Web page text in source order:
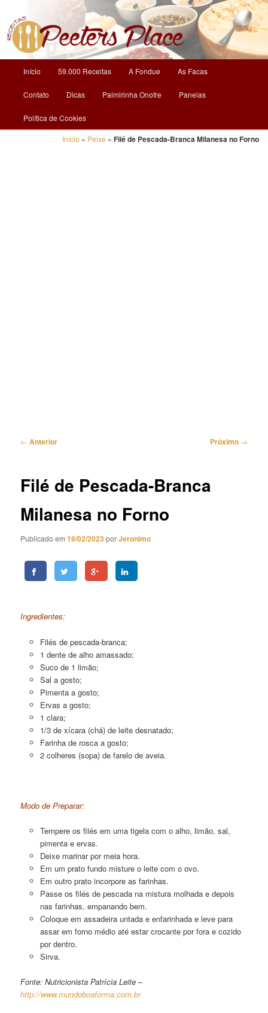
Receitas | Peeters Place
O Mundo da Culinária
principal
Pular
para
o
Início 59.000 Receitas A Fondue As Facas
Contato Dicas Palmirinha Onofre Panelas
Política de Cookies
Início » Peixe » Filé de Pescada-Branca Milanesa no Forno
Navegação
← Anterior Próximo →
Filé de Pescada-Branca
Milanesa no Forno
Publicado em19/02/2023porJeronimo
Ingredientes:
Filés de pescada-branca;
1 dente de alho amassado;
Suco de 1 limão;
Sal a gosto;
Pimenta a gosto;
Ervas a gosto;
1 clara;
1/3 de xícara (chá) de leite desnatado;
Farinha de rosca a gosto;
2 colheres (sopa) de farelo de aveia.
Modo de Preparar:
Tempere os filés em uma tigela com o alho, limão, sal,
pimenta e ervas.
Deixe marinar por meia hora.
Em um prato fundo misture o leite com o ovo.
Em outro prato incorpore as farinhas.
Passe os filés de pescada na mistura molhada e depois
nas farinhas, empanando bem.
Coloque em assadeira untada e enfarinhada e leve para
assar em forno médio até estar crocante por fora e cozido
por dentro.
Sirva.
Fonte: Nutricionista Patrícia Leite –
http://www.mundoboaforma.com.br